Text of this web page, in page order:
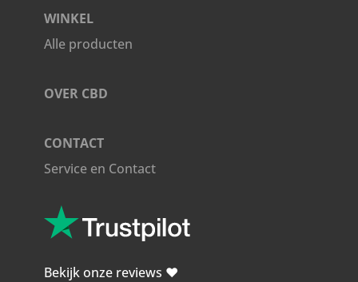
WINKEL
Alle producten
OVER CBD
CONTACT
Service en Contact
Bekijk onze reviews ❤️